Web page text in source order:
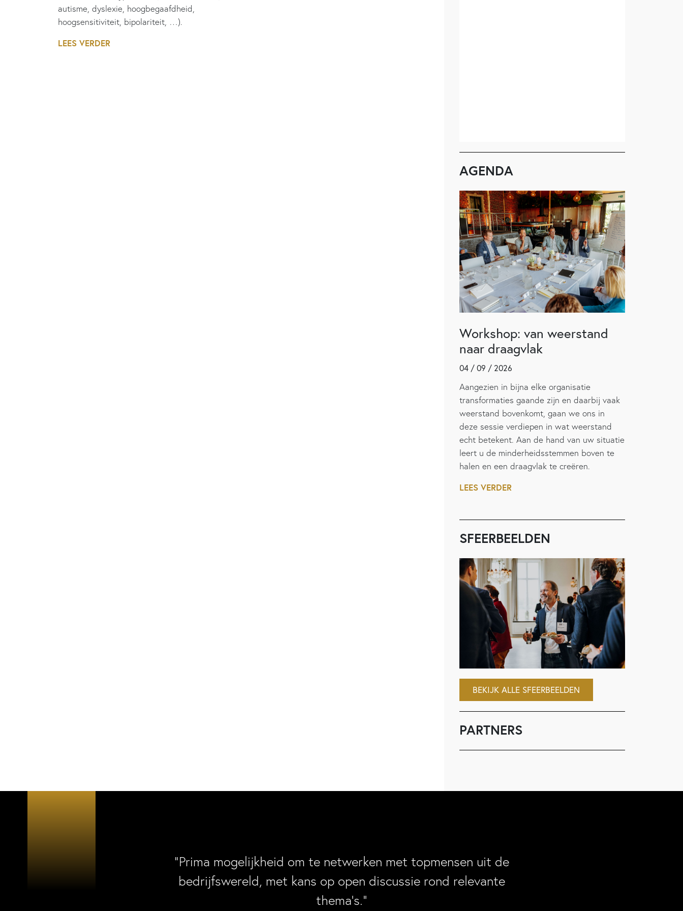
autisme, dyslexie, hoogbegaafdheid,
hoogsensitiviteit, bipolariteit, …).
LEES VERDER
AGENDA
Workshop: van weerstand
naar draagvlak
04 / 09 / 2026
Aangezien in bijna elke organisatie
transformaties gaande zijn en daarbij vaak
weerstand bovenkomt, gaan we ons in
deze sessie verdiepen in wat weerstand
echt betekent. Aan de hand van uw situatie
leert u de minderheidsstemmen boven te
halen en een draagvlak te creëren.
LEES VERDER
SFEERBEELDEN
BEKIJK ALLE SFEERBEELDEN
PARTNERS
“Prima mogelijkheid om te netwerken met topmensen uit de
bedrijfswereld, met kans op open discussie rond relevante
thema’s.”